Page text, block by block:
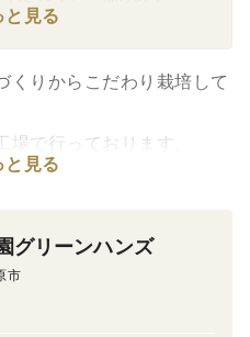
と見る
くりからこだわり栽培して
場で行っております。
り丁寧に熟成したこだわり
使用。
と見る
グリーンハンズ
市